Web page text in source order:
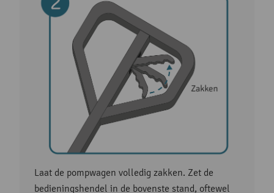
Laat de pompwagen volledig zakken. Zet de
bedieningshendel in de bovenste stand, oftewel